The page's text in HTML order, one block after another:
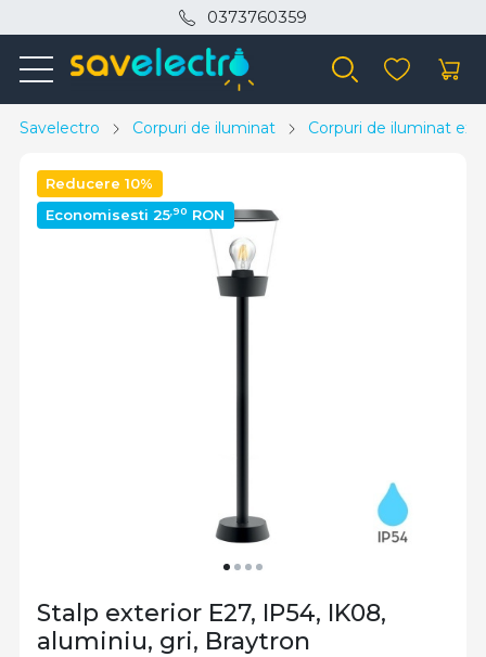
0373760359
Savelectro Corpuri de iluminat Corpuri de iluminat
Reducere 10%
Economisesti 25,90 RON
Stalp exterior E27, IP54, IK08,
aluminiu, gri, Braytron